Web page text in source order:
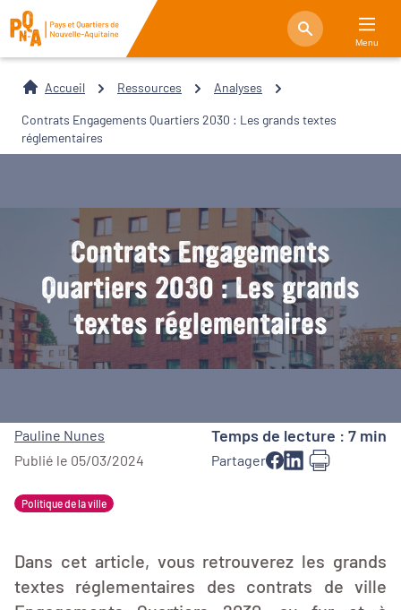
Menu
Accueil Ressources Analyses
Contrats Engagements Quartiers 2030 : Les grands textes
réglementaires
Contrats Engagements
Quartiers 2030 : Les grands
textes réglementaires
Pauline Nunes
Publié le 05/03/2024
Temps de lecture : 7 min
Partager
Politique de la ville
Dans cet article, vous retrouverez les grands
textes réglementaires des contrats de ville